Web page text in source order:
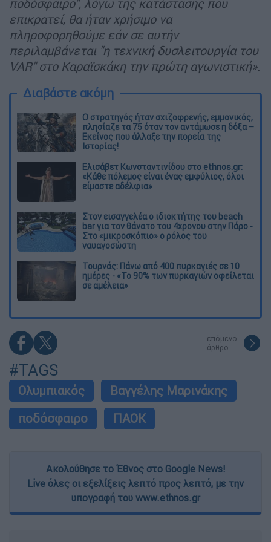
ποδόσφαιρο", λόγω της κατάστασης που
επικρατεί, θα ήταν χρήσιμο να
πληροφορηθούμε εάν σε αυτήν
περιλαμβάνεται "η τεχνική δυσλειτουργία του
VAR" στο Καραϊσκάκη την πρώτη αγωνιστική».
Διαβάστε ακόμη
O στρατηγός ήταν σχιζοφρενής, εμμονικός,
πλησίαζε τα 75 όταν τον αντάμωσε η δόξα –
Εκείνος που άλλαξε την πορεία της
Ιστορίας!
Ελισάβετ Κωνσταντινίδου στο ethnos.gr:
«Κάθε πόλεμος είναι ένας εμφύλιος, όλοι
είμαστε αδέλφια»
Στον εισαγγελέα ο ιδιοκτήτης του beach
bar για τον θάνατο του 4χρονου στην Πάρο -
Στο «μικροσκόπιο» ο ρόλος του
ναυαγοσώστη
Τουρνάς: Πάνω από 400 πυρκαγιές σε 10
ημέρες - «Το 90% των πυρκαγιών οφείλεται
σε αμέλεια»
επόμενο
άρθρο
#TAGS
Ολυμπιακός
Βαγγέλης Μαρινάκης
ποδόσφαιρο
ΠΑΟΚ
Ακολούθησε το Έθνος στο Google News!
Live όλες οι εξελίξεις λεπτό προς λεπτό, με την
υπογραφή του www.ethnos.gr